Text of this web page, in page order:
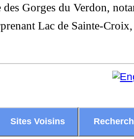
des Gorges du Verdon,
Lac de Sainte-
Sites Voisins